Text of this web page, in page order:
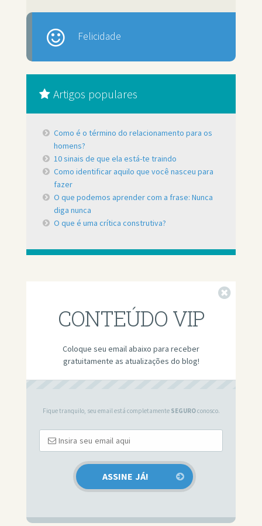
Felicidade
Artigos populares
Como é o término do relacionamento para os
homens?
10 sinais de que ela está-te traindo
Como identificar aquilo que você nasceu para
fazer
O que podemos aprender com a frase: Nunca
diga nunca
O que é uma crítica construtiva?
CONTEÚDO VIP
Coloque seu email abaixo para receber
gratuitamente as atualizações do blog!
Fique tranquilo, seu email está completamente SEGUROconosco.